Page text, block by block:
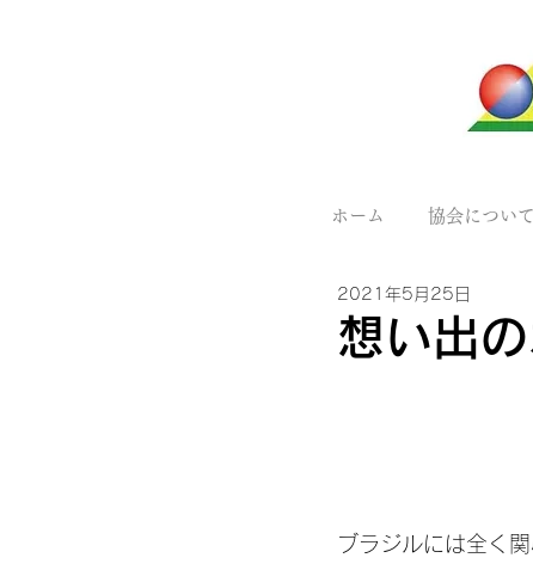
ホーム 協会について
想い出
2021年5月25日
ブラジルには全く